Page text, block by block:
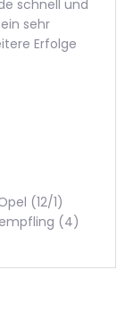
schnell und
sehr
Erfolge
(12/1)
(4)